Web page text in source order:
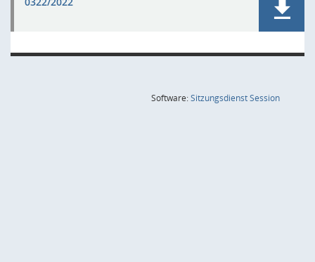
Software:SitzungsdienstSession(Wird in